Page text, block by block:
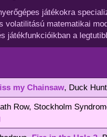
játékokra
volatilitású matematikai
játékfunkcióikban a
my Chainsaw, Duck
Row, Stockholm